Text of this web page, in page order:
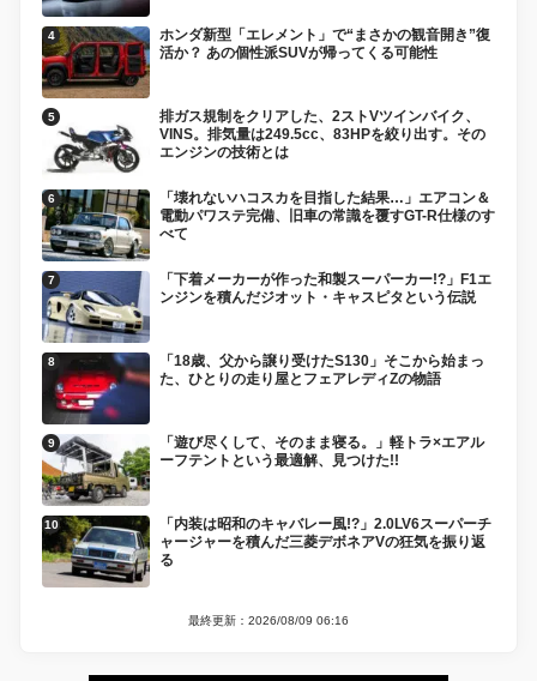
ホンダ新型「エレメント」で“まさかの観音開き”復
活か？ あの個性派SUVが帰ってくる可能性
排ガス規制をクリアした、2ストVツインバイク、
VINS。排気量は249.5cc、83HPを絞り出す。その
エンジンの技術とは
「壊れないハコスカを目指した結果…」エアコン＆
電動パワステ完備、旧車の常識を覆すGT-R仕様のす
べて
「下着メーカーが作った和製スーパーカー!?」F1エ
ンジンを積んだジオット・キャスピタという伝説
「18歳、父から譲り受けたS130」そこから始まっ
た、ひとりの走り屋とフェアレディZの物語
「遊び尽くして、そのまま寝る。」軽トラ×エアル
ーフテントという最適解、見つけた!!
「内装は昭和のキャバレー風!?」2.0LV6スーパーチ
ャージャーを積んだ三菱デボネアVの狂気を振り返
る
最終更新：2026/08/09 06:16